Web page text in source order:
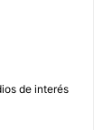
de interés